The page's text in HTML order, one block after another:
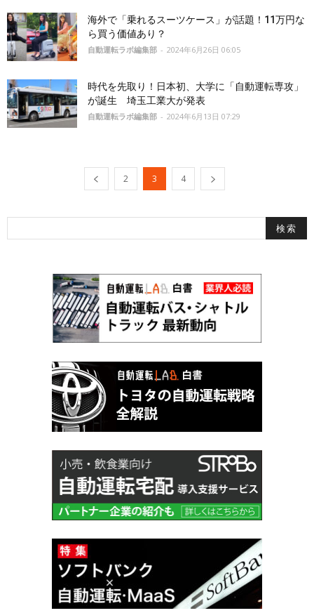
海外で「乗れるスーツケース」が話題！11万円な
ら買う価値あり？
自動運転ラボ編集部 - 2024年6月26日 06:05
時代を先取り！日本初、大学に「自動運転専攻」
が誕生 埼玉工業大が発表
自動運転ラボ編集部 - 2024年6月13日 07:29
2 3 4